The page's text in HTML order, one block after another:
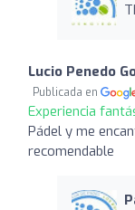
Lucio Penedo
Publicada en
Experiencia
Pádel y me
recomendable